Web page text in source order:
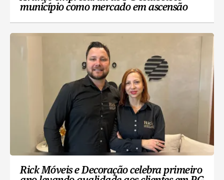
município como mercado em ascensão
Rick Móveis e Decoração celebra primeiro